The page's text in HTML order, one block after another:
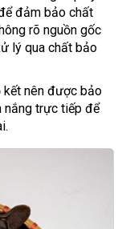
đảm bảo chất
rõ nguồn gốc
lý qua chất bảo
kết nên được bảo
nắng trực tiếp để